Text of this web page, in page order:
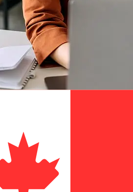
快？
Hong Kong 加拿大國際轉帳的到帳
易時間。國際銀行轉帳通常需要 1
和安檢等因素也可能影響送貨。查